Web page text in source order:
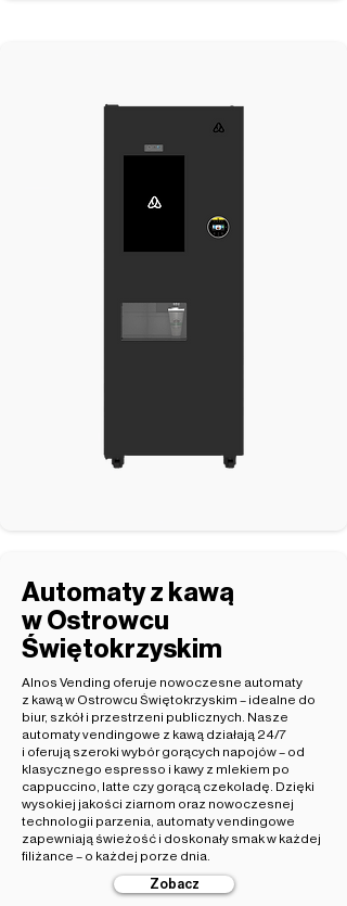
Automaty z kawą
w Ostrowcu
Świętokrzyskim
Alnos Vending oferuje nowoczesne automaty
z kawą w Ostrowcu Świętokrzyskim – idealne do
biur, szkół i przestrzeni publicznych. Nasze
automaty vendingowe z kawą działają 24/7
i oferują szeroki wybór gorących napojów – od
klasycznego espresso i kawy z mlekiem po
cappuccino, latte czy gorącą czekoladę. Dzięki
wysokiej jakości ziarnom oraz nowoczesnej
technologii parzenia, automaty vendingowe
zapewniają świeżość i doskonały smak w każdej
filiżance – o każdej porze dnia.
Zobacz